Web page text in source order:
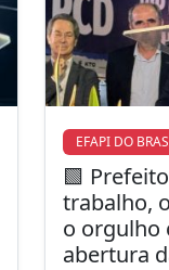
EFAPI DO
🟩
trabalho,
o orgulho
abertura